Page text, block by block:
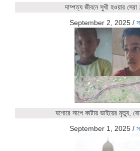
দাম্পত্য জীবনে সুখী হওয়ার
September 2, 2025 /
যশোরে সাপে কাটায় ভাইয়ের মৃত্যু,
September 1, 2025 /